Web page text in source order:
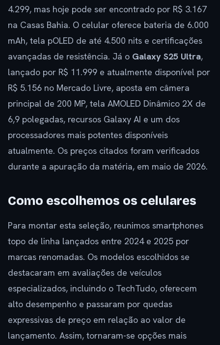
4.299, mas hoje pode ser encontrado por R$ 3.167
na Casas Bahia. O celular oferece bateria de 6.000
mAh, tela pOLED de até 4.500 nits e certificações
avançadas de resistência. Já o Galaxy S25 Ultra,
lançado por R$ 11.999 e atualmente disponível por
R$ 5.156 no Mercado Livre, aposta em câmera
principal de 200 MP, tela AMOLED Dinâmico 2X de
6,9 polegadas, recursos Galaxy AI e um dos
processadores mais potentes disponíveis
atualmente. Os preços citados foram verificados
durante a apuração da matéria, em maio de 2026.
Como escolhemos os celulares
Para montar esta seleção, reunimos smartphones
topo de linha lançados entre 2024 e 2025 por
marcas renomadas. Os modelos escolhidos se
destacaram em avaliações de veículos
especializados, incluindo o TechTudo, oferecem
alto desempenho e passaram por quedas
expressivas de preço em relação ao valor de
lançamento. Assim, tornaram-se opções mais